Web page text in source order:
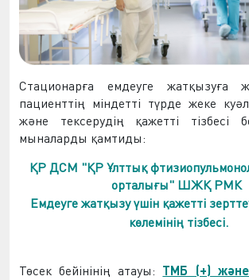
Стационарға емдеуге жатқызуға
пациенттің міндетті түрде жеке
және тексерудің қажетті тізбесі
мыналарды қамтиды:
ҚР ДСМ "ҚР Ұлттық
орталығы" ШЖҚ РМК
Емдеуге жатқызу үшін қажетті
көлемінің тізбесі.
Төсек бейінінің атауы: ТМБ (+)